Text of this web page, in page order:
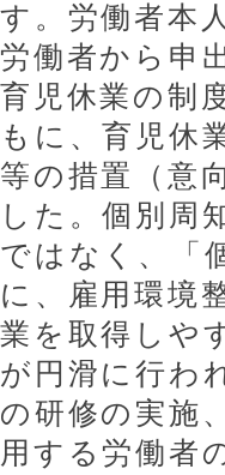
す。労働者本
労働者から申
育児休業の制
もに、育児休
等の措置（意
した。個別周
ではなく、「
に、雇用環境
業を取得しや
が円滑に行わ
の研修の実施
用する労働者